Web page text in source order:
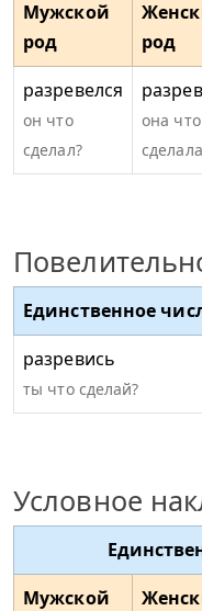
Мужской
род
род
разревелся
он что
сделал?
она что
Единственное
разревись
ты что сделай?
Условное
Мужской